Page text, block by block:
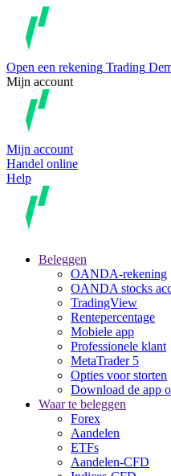
Open een rekening Trading
Mijn account
Mijn account
Handel online
Help
Beleggen
OANDA-rekening
OANDA stocks
TradingView
Rentepercentage
Mobiele app
Professionele klant
MetaTrader 5
Opties voor storten
Download de app
Waar te beleggen
Forex
Aandelen
ETFs
Aandelen-CFD